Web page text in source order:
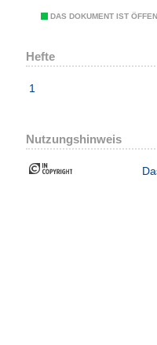
DAS DOKUMENT IST
Hefte
1
Nutzungshinweis